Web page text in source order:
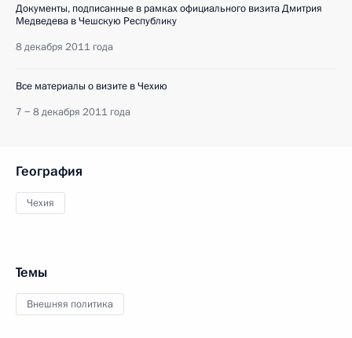
Документы, подписанные в рамках официального визита Дмитрия
Медведева в Чешскую Республику
8 декабря 2011 года
Все материалы о визите в Чехию
7 − 8 декабря 2011 года
География
Чехия
Темы
Внешняя политика